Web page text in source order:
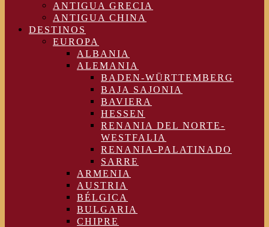
ANTIGUA GRECIA
ANTIGUA CHINA
DESTINOS
EUROPA
ALBANIA
ALEMANIA
BADEN-WÜRTTEMBERG
BAJA SAJONIA
BAVIERA
HESSEN
RENANIA DEL NORTE-
WESTFALIA
RENANIA-PALATINADO
SARRE
ARMENIA
AUSTRIA
BÉLGICA
BULGARIA
CHIPRE